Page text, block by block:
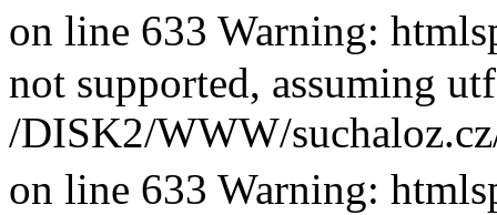
on line 633 Warning:
not supported, assuming
/DISK2/WWW/
on line 633 Warning: